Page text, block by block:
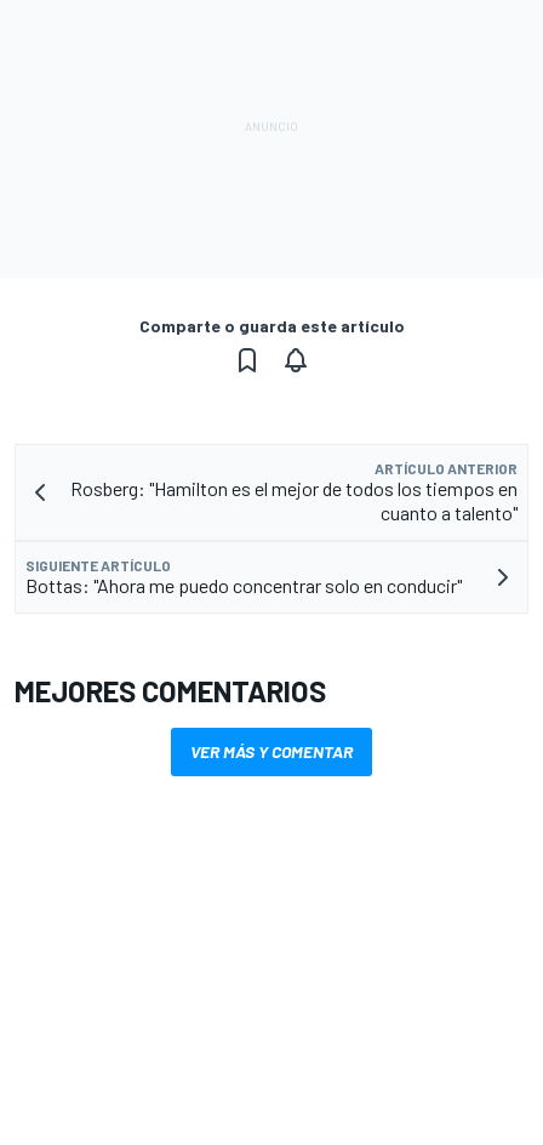
Comparte o guarda este artículo
ARTÍCULO ANTERIOR
Rosberg: "Hamilton es el mejor de todos los tiempos en
cuanto a talento"
SIGUIENTE ARTÍCULO
Bottas: "Ahora me puedo concentrar solo en conducir"
MEJORES COMENTARIOS
VER MÁS Y COMENTAR